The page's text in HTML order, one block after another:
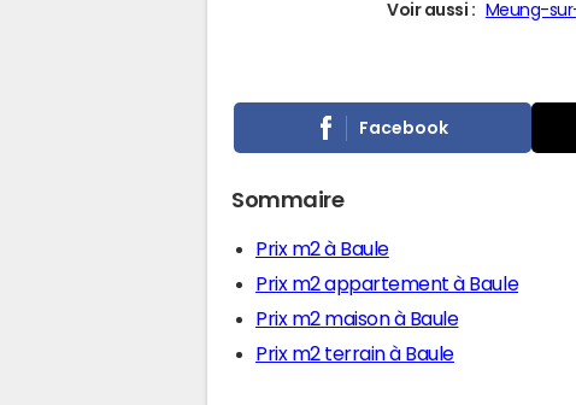
Voir aussi : Meung-
Facebook
Sommaire
Prix m2 à Baule
Prix m2 appartement à Baule
Prix m2 maison à Baule
Prix m2 terrain à Baule